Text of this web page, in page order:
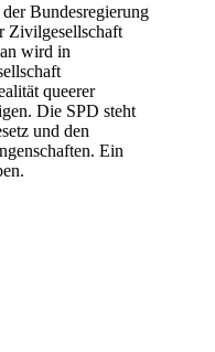
Bundesregierung
Zivilgesellschaft
wird in
queerer
Die SPD steht
und den
Ein